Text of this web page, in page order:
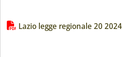
Lista allegati PDF alla
Lazio legge regionale 20 2024